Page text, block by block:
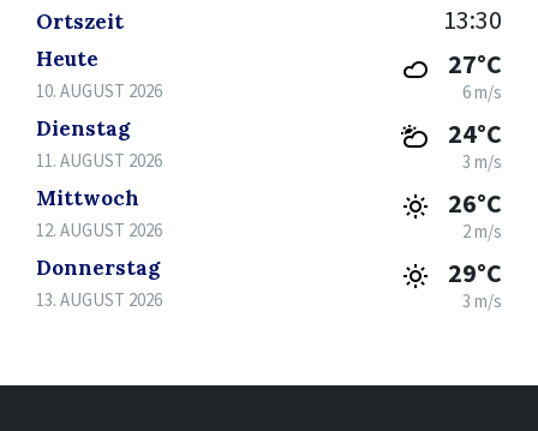
Ortszeit 13:30
Heute
10. AUGUST 2026
27°C
6 m/s
Dienstag
11. AUGUST 2026
24°C
3 m/s
Mittwoch
12. AUGUST 2026
26°C
2 m/s
Donnerstag
13. AUGUST 2026
29°C
3 m/s